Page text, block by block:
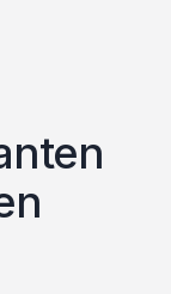
nten
n